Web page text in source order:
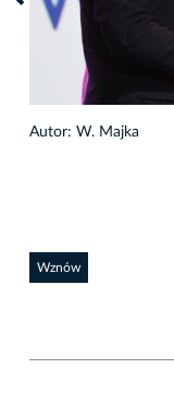
Autor: W. Majka
Wznów